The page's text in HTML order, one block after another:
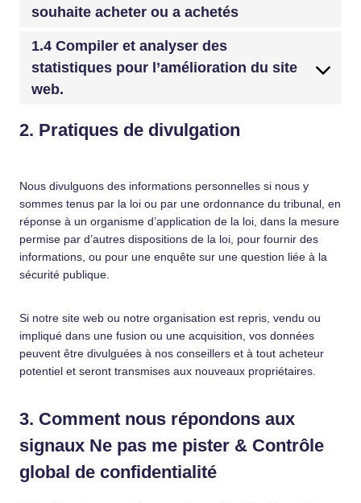
souhaite acheter ou a achetés
1.4 Compiler et analyser des
statistiques pour l’amélioration du site
web.
2. Pratiques de divulgation
Nous divulguons des informations personnelles si nous y
sommes tenus par la loi ou par une ordonnance du tribunal, en
réponse à un organisme d’application de la loi, dans la mesure
permise par d’autres dispositions de la loi, pour fournir des
informations, ou pour une enquête sur une question liée à la
sécurité publique.
Si notre site web ou notre organisation est repris, vendu ou
impliqué dans une fusion ou une acquisition, vos données
peuvent être divulguées à nos conseillers et à tout acheteur
potentiel et seront transmises aux nouveaux propriétaires.
3. Comment nous répondons aux
signaux Ne pas me pister & Contrôle
global de confidentialité